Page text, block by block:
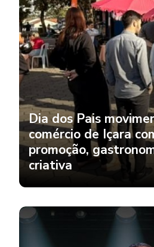
Dia dos Pais
comércio de Içara
promoção,
criativa